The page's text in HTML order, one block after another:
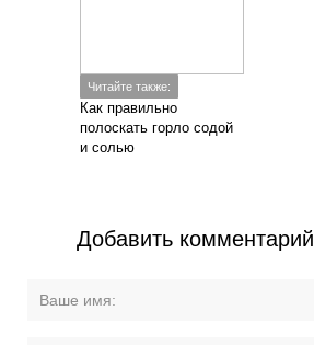
Читайте также:
Как правильно
полоскать горло содой
и солью
Добавить комментарий